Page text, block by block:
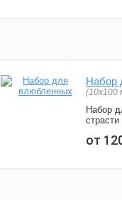
Набор
(10х100
Набор
от